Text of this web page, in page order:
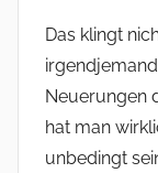
Das klingt
Neuerungen
hat man
unbedingt